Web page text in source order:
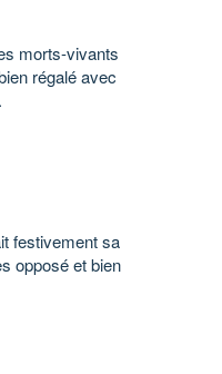
morts-vivants
régalé avec
festivement sa
opposé et bien